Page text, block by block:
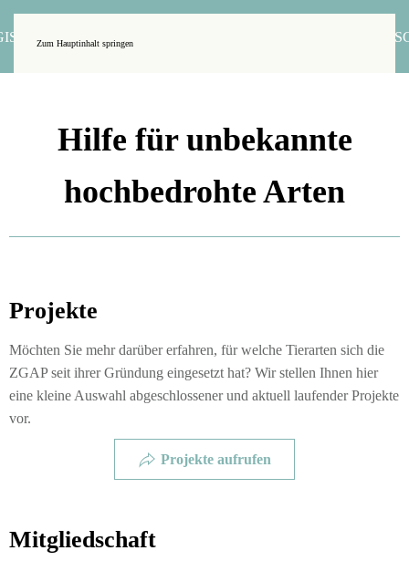
Zum Hauptinhalt springen
Hilfe für unbekannte
hochbedrohte Arten
Projekte
Möchten Sie mehr darüber erfahren, für welche Tierarten sich die
ZGAP seit ihrer Gründung eingesetzt hat? Wir stellen Ihnen hier
eine kleine Auswahl abgeschlossener und aktuell laufender Projekte
vor.
Projekte aufrufen
Mitgliedschaft